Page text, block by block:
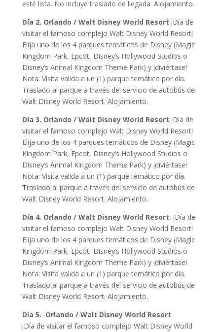
esté lista. No incluye traslado de llegada. Alojamiento.
Día 2. Orlando / Walt Disney World Resort ¡Día de
visitar el famoso complejo Walt Disney World Resort!
Elija uno de los 4 parques temáticos de Disney (Magic
Kingdom Park, Epcot, Disney’s Hollywood Studios o
Disney’s Animal Kingdom Theme Park) y ¡diviértase!
Nota: Visita valida a un (1) parque temático por día.
Traslado al parque a través del servicio de autobús de
Walt Disney World Resort. Alojamiento.
Día 3. Orlando / Walt Disney World Resort ¡Día de
visitar el famoso complejo Walt Disney World Resort!
Elija uno de los 4 parques temáticos de Disney (Magic
Kingdom Park, Epcot, Disney’s Hollywood Studios o
Disney’s Animal Kingdom Theme Park) y ¡diviértase!
Nota: Visita valida a un (1) parque temático por día.
Traslado al parque a través del servicio de autobús de
Walt Disney World Resort. Alojamiento.
Día 4. Orlando / Walt Disney World Resort. ¡Día de
visitar el famoso complejo Walt Disney World Resort!
Elija uno de los 4 parques temáticos de Disney (Magic
Kingdom Park, Epcot, Disney’s Hollywood Studios o
Disney’s Animal Kingdom Theme Park) y ¡diviértase!
Nota: Visita valida a un (1) parque temático por día.
Traslado al parque a través del servicio de autobús de
Walt Disney World Resort. Alojamiento.
Día 5. Orlando / Walt Disney World Resort
¡Día de visitar el famoso complejo Walt Disney World